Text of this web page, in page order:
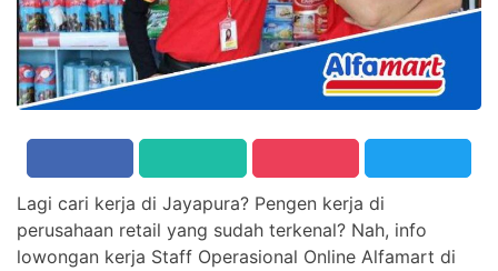
Lagi cari kerja di Jayapura? Pengen kerja di
perusahaan retail yang sudah terkenal? Nah, info
lowongan kerja Staff Operasional Online Alfamart di